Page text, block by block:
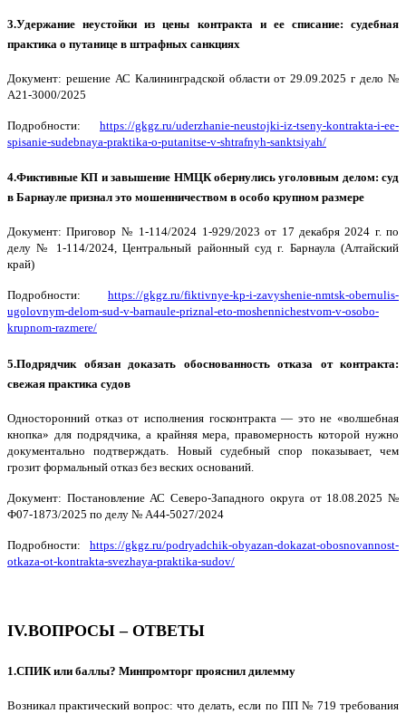
3.Удержание неустойки из цены контракта и ее списание: судебная
практика о путанице в штрафных санкциях
Документ: решение АС Калининградской области от 29.09.2025 г дело №
А21-3000/2025
Подробности: https://gkgz.ru/uderzhanie-neustojki-iz-tseny-kontrakta-i-ee-
spisanie-sudebnaya-praktika-o-putanitse-v-shtrafnyh-sanktsiyah/
4.Фиктивные КП и завышение НМЦК обернулись уголовным делом: суд
в Барнауле признал это мошенничеством в особо крупном размере
Документ: Приговор № 1-114/2024 1-929/2023 от 17 декабря 2024 г. по
делу № 1-114/2024, Центральный районный суд г. Барнаула (Алтайский
край)
Подробности: https://gkgz.ru/fiktivnye-kp-i-zavyshenie-nmtsk-obernulis-
ugolovnym-delom-sud-v-barnaule-priznal-eto-moshennichestvom-v-osobo-
krupnom-razmere/
5.Подрядчик обязан доказать обоснованность отказа от контракта:
свежая практика судов
Односторонний отказ от исполнения госконтракта — это не «волшебная
кнопка» для подрядчика, а крайняя мера, правомерность которой нужно
документально подтверждать. Новый судебный спор показывает, чем
грозит формальный отказ без веских оснований.
Документ: Постановление АС Северо-Западного округа от 18.08.2025 №
Ф07-1873/2025 по делу № А44-5027/2024
Подробности: https://gkgz.ru/podryadchik-obyazan-dokazat-obosnovannost-
otkaza-ot-kontrakta-svezhaya-praktika-sudov/
IV.ВОПРОСЫ – ОТВЕТЫ
1.СПИК или баллы? Минпромторг прояснил дилемму
Возникал практический вопрос: что делать, если по ПП № 719 требования